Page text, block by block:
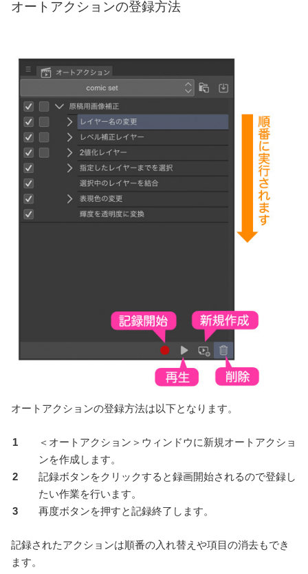
オートアクションの登録方法
オートアクションの登録方法は以下となります。
＜オートアクション＞ウィンドウに新規オートアクショ
ンを作成します。
記録ボタンをクリックすると録画開始されるので登録し
たい作業を行います。
再度ボタンを押すと記録終了します。
記録されたアクションは順番の入れ替えや項目の消去もでき
ます。